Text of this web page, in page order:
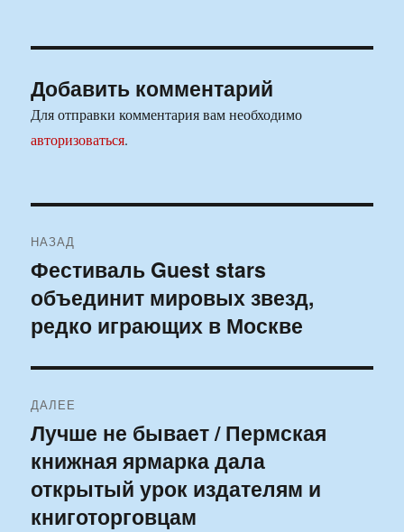
Добавить комментарий
Для отправки комментария вам необходимо
авторизоваться.
по
записям
НАЗАД
Предыдущая
запись:
Фестиваль Guest stars
объединит мировых звезд,
редко играющих в Москве
ДАЛЕЕ
Следующая
запись:
Лучше не бывает / Пермская
книжная ярмарка дала
открытый урок издателям и
книготорговцам